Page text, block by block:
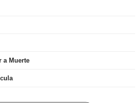
a Muerte